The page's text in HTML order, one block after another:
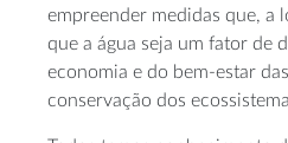
empreender medidas que, a
que a água seja um fator de
economia e do bem-estar
conservação dos